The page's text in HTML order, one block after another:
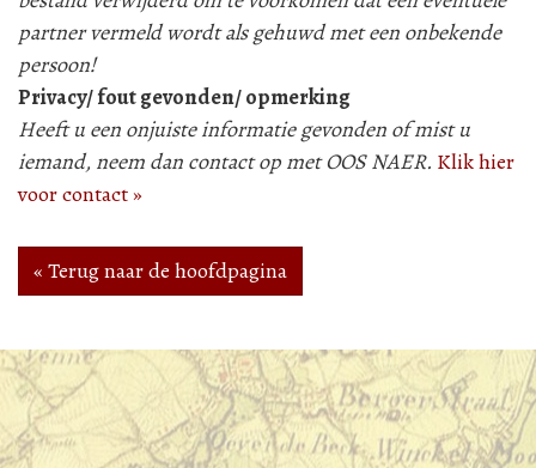
partner vermeld wordt als gehuwd met een onbekende
persoon!
Privacy/ fout gevonden/ opmerking
Heeft u een onjuiste informatie gevonden of mist u
iemand, neem dan contact op met OOS NAER. Klik hier
voor contact »
« Terug naar de hoofdpagina